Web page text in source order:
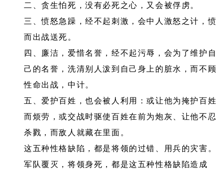
二、贪生怕死，没有必死之心，又会被俘虏。
三、愤怒急躁，经不起刺激，会中人激怒之计，愤
而出战送死。
四、廉洁，爱惜名誉，经不起污辱，会为了维护自
己的名誉，洗清别人泼到自己身上的脏水，而不顾
性命出战，中计。
五、爱护百姓，也会被人利用：或让他为掩护百姓
而烦劳，或交战时驱使百姓在前为炮灰、让他不忍
杀戮，而敌人就藏在里面。
这五种性格缺陷，都是将领的过错、用兵的灾害。
军队覆灭，将领身死，都是这五种性格缺陷造成